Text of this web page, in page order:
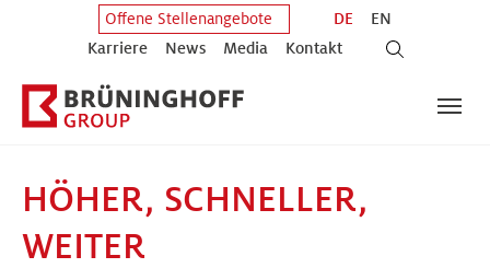
Zum Hauptinhalt springen
Zum Fuß der Seite springen
Offene Stellenangebote
Karriere
News Media Kontakt
DE EN
HÖHER, SCHNELLER,
WEITER